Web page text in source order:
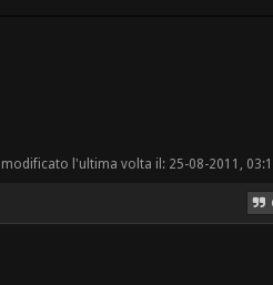
l'ultima volta il: 25-08-2011,